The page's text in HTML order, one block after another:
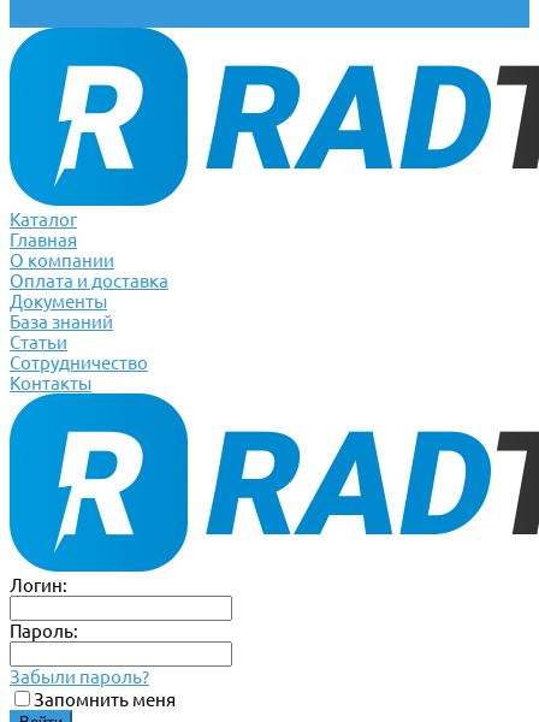
Каталог
Главная
О компании
Оплата и доставка
Документы
База знаний
Статьи
Сотрудничество
Контакты
Логин:
Пароль:
Забыли пароль?
Запомнить меня